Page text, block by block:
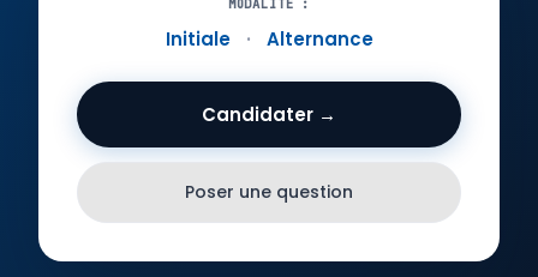
MODALITÉ :
Initiale · Alternance
Candidater →
Poser une question